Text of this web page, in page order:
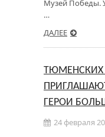
Музей Победы.
…
ДАЛЕЕ
ГЕРОИ
24 февраля